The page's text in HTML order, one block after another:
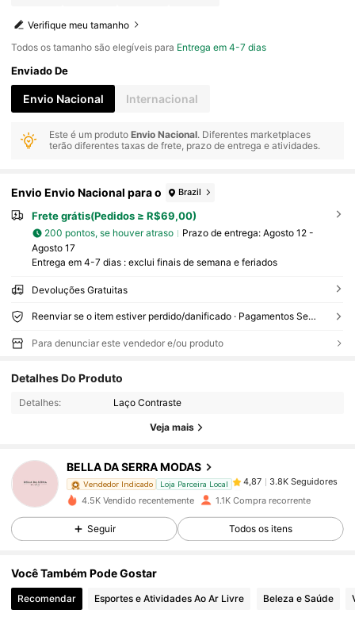
Verifique meu tamanho
Todos os tamanho são elegíveis para Entrega em 4-7 dias
Enviado De
Envio Nacional Internacional
Este é um produtoEnvio Nacional. Diferentes marketplaces
terão diferentes taxas de frete, prazo de entrega e atividades.
Envio Envio Nacional para o Brazil
Frete grátis(Pedidos ≥ R$69,00)
200 pontos, se houver atraso Prazo de entrega: Agosto 12 -
Agosto 17
Entrega em 4-7 dias : exclui finais de semana e feriados
Devoluções Gratuitas
Reenviar se o item estiver perdido/danificado · Pagamentos Seguros · Proteção de privacidade
Para denunciar este vendedor e/ou produto
Detalhes Do Produto
Detalhes: Laço Contraste
Veja mais
BELLA DA SERRA MODAS
Vendedor Indicado Loja Parceira Local
l***a pago1 dia atrás
4,87 3.8K Seguidores
4.5K Vendido recentemente 1.1K Compra recorrente
Seguir Todos os itens
Você Também Pode Gostar
Recomendar Esportes e Atividades Ao Ar Livre Beleza e Saúde